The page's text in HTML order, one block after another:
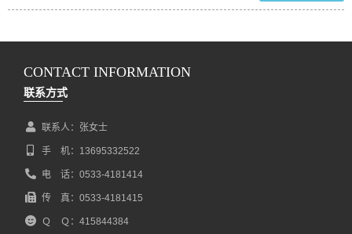
CONTACT INFORMATION
联系方式
联系人：张女士
手 机：13695332522
电 话：0533-4181414
传 真：0533-4181415
Ｑ Ｑ：415844384